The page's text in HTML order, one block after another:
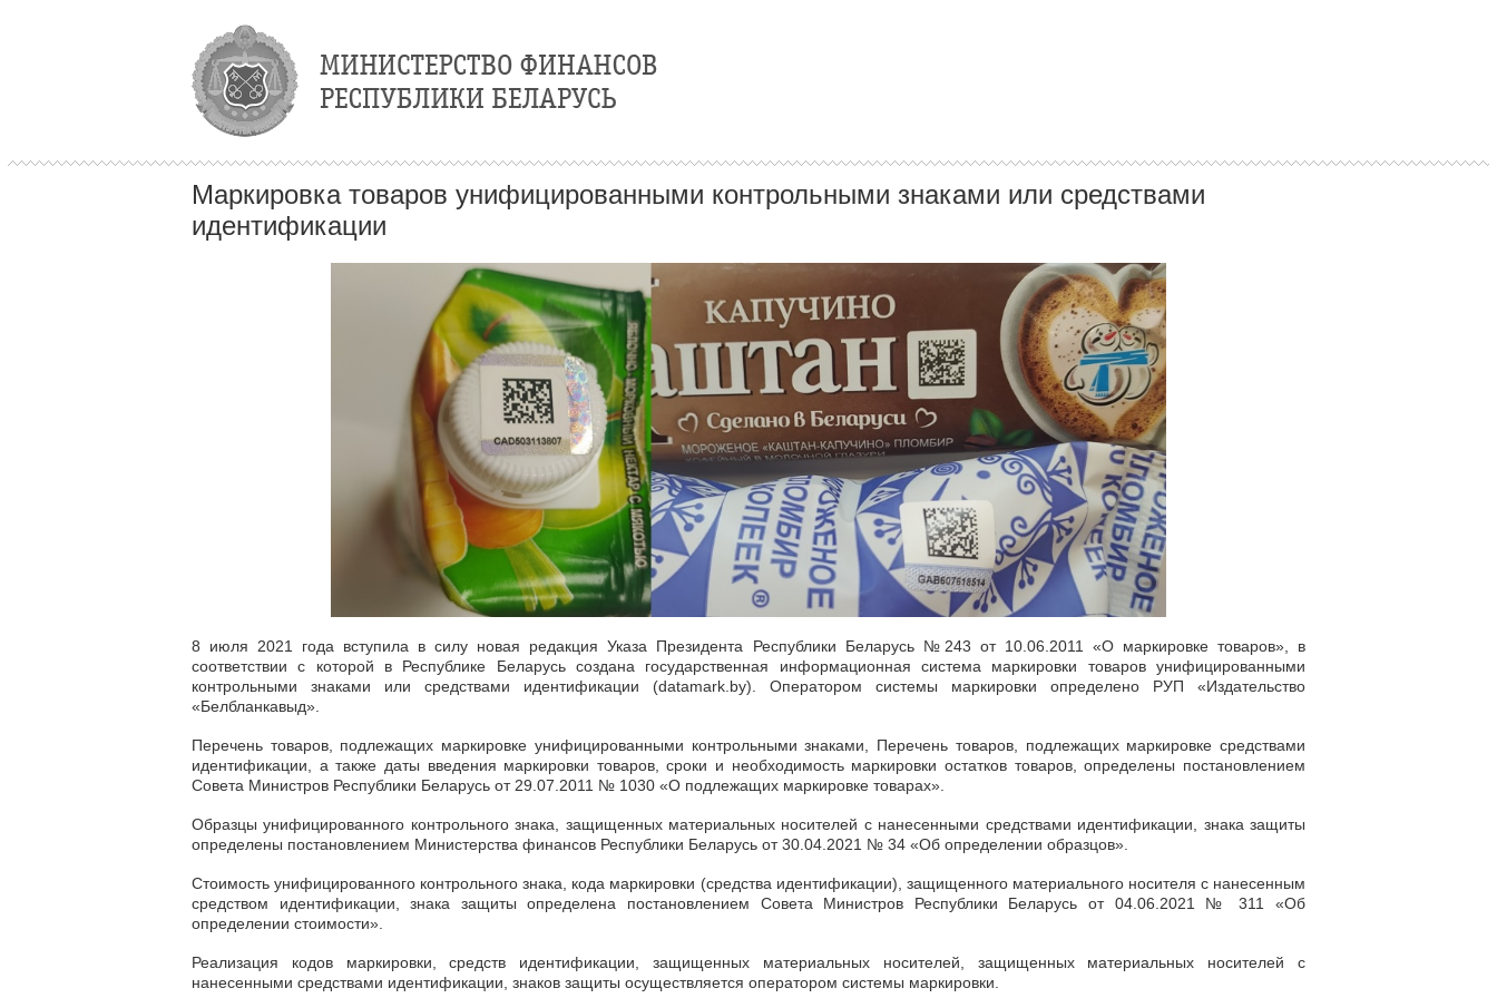
Маркировка товаров унифицированными контрольными знаками или средствами
идентификации
8 июля 2021 года вступила в силу новая редакция Указа Президента Республики Беларусь №243 от 10.06.2011 «О маркировке товаров», в
соответствии с которой в Республике Беларусь создана государственная информационная система маркировки товаров унифицированными
контрольными знаками или средствами идентификации (datamark.by). Оператором системы маркировки определено РУП «Издательство
«Белбланкавыд».
Перечень товаров, подлежащих маркировке унифицированными контрольными знаками, Перечень товаров, подлежащих маркировке средствами
идентификации, а также даты введения маркировки товаров, сроки и необходимость маркировки остатков товаров, определены постановлением
Совета Министров Республики Беларусь от 29.07.2011 № 1030 «О подлежащих маркировке товарах».
Образцы унифицированного контрольного знака, защищенных материальных носителей с нанесенными средствами идентификации, знака защиты
определены постановлением Министерства финансов Республики Беларусь от 30.04.2021 № 34 «Об определении образцов».
Стоимость унифицированного контрольного знака, кода маркировки (средства идентификации), защищенного материального носителя с нанесенным
средством идентификации, знака защиты определена постановлением Совета Министров Республики Беларусь от 04.06.2021 № 311 «Об
определении стоимости».
Реализация кодов маркировки, средств идентификации, защищенных материальных носителей, защищенных материальных носителей с
нанесенными средствами идентификации, знаков защиты осуществляется оператором системы маркировки.